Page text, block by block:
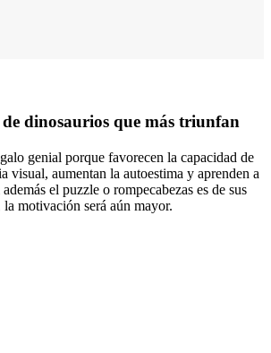
de dinosaurios que más triunfan
genial porque favorecen la capacidad de
visual, aumentan la autoestima y aprenden a
el puzzle o rompecabezas es de sus
motivación será aún mayor.